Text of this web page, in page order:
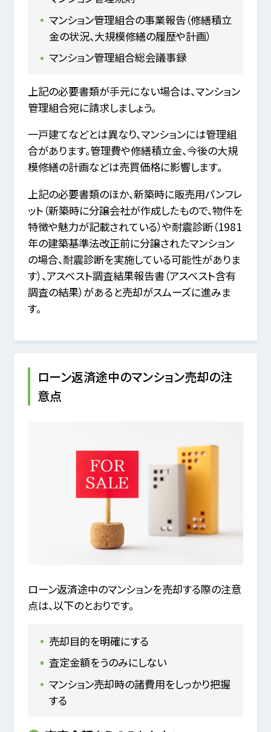
マンション管理組合の事業報告（修繕積立
金の状況、大規模修繕の履歴や計画）
マンション管理組合総会議事録
上記の必要書類が手元にない場合は、マンション
管理組合宛に請求しましょう。
一戸建てなどとは異なり、マンションには管理組
合があります。管理費や修繕積立金、今後の大規
模修繕の計画などは売買価格に影響します。
上記の必要書類のほか、新築時に販売用パンフレ
ット（新築時に分譲会社が作成したもので、物件を
特徴や魅力が記載されている）や耐震診断（1981
年の建築基準法改正前に分譲されたマンション
の場合、耐震診断を実施している可能性がありま
す）、アスベスト調査結果報告書（アスベスト含有
調査の結果）があると売却がスムーズに進みま
す。
ローン返済途中のマンション売却の注
意点
ローン返済途中のマンションを売却する際の注意
点は、以下のとおりです。
売却目的を明確にする
査定金額をうのみにしない
マンション売却時の諸費用をしっかり把握
する